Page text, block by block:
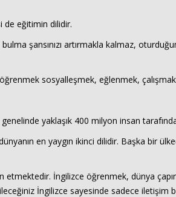
de eğitimin dilidir.
şansınızı artırmakla kalmaz,
sosyalleşmek, eğlenmek,
yaklaşık 400 milyon insan
en yaygın ikinci dilidir. Başka bir
İngilizce öğrenmek, dünya
İngilizce sayesinde sadece